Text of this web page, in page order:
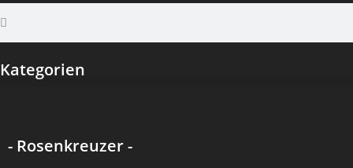
Kategorien
- Rosenkreuzer -